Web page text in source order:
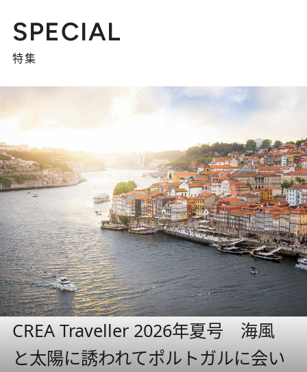
SPECIAL
特集
CREA Traveller 2026年夏号 海風
と太陽に誘われてポルトガルに会い